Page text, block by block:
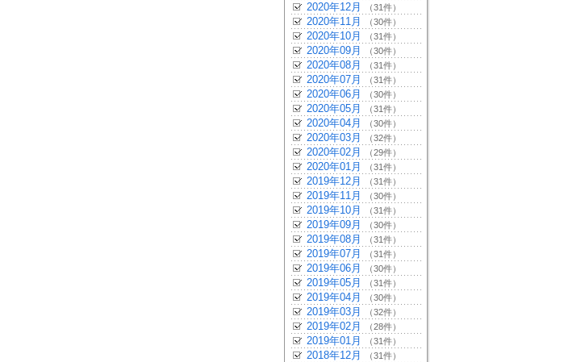
2020年12月 （31件）
2020年11月 （30件）
2020年10月 （31件）
2020年09月 （30件）
2020年08月 （31件）
2020年07月 （31件）
2020年06月 （30件）
2020年05月 （31件）
2020年04月 （30件）
2020年03月 （32件）
2020年02月 （29件）
2020年01月 （31件）
2019年12月 （31件）
2019年11月 （30件）
2019年10月 （31件）
2019年09月 （30件）
2019年08月 （31件）
2019年07月 （31件）
2019年06月 （30件）
2019年05月 （31件）
2019年04月 （30件）
2019年03月 （32件）
2019年02月 （28件）
2019年01月 （31件）
2018年12月 （31件）